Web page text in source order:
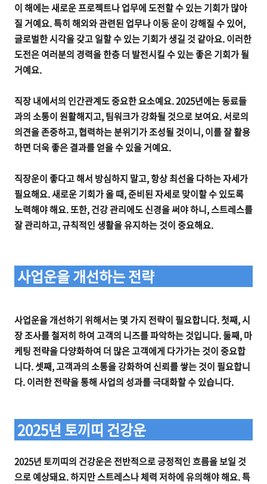
이 해에는 새로운 프로젝트나 업무에 도전할 수 있는 기회가 많아
질 거예요. 특히 해외와 관련된 업무나 이동 운이 강해질 수 있어,
글로벌한 시각을 갖고 일할 수 있는 기회가 생길 것 같아요. 이러한
도전은 여러분의 경력을 한층 더 발전시킬 수 있는 좋은 기회가 될
거예요.
직장 내에서의 인간관계도 중요한 요소예요. 2025년에는 동료들
과의 소통이 원활해지고, 팀워크가 강화될 것으로 보여요. 서로의
의견을 존중하고, 협력하는 분위기가 조성될 것이니, 이를 잘 활용
하면 더욱 좋은 결과를 얻을 수 있을 거예요.
직장운이 좋다고 해서 방심하지 말고, 항상 최선을 다하는 자세가
필요해요. 새로운 기회가 올 때, 준비된 자세로 맞이할 수 있도록
노력해야 해요. 또한, 건강 관리에도 신경을 써야 하니, 스트레스를
잘 관리하고, 규칙적인 생활을 유지하는 것이 중요해요.
사업운을 개선하는 전략
사업운을 개선하기 위해서는 몇 가지 전략이 필요합니다. 첫째, 시
장 조사를 철저히 하여 고객의 니즈를 파악하는 것입니다. 둘째, 마
케팅 전략을 다양화하여 더 많은 고객에게 다가가는 것이 중요합
니다. 셋째, 고객과의 소통을 강화하여 신뢰를 쌓는 것이 필요합니
다. 이러한 전략을 통해 사업의 성과를 극대화할 수 있습니다.
2025년 토끼띠 건강운
2025년 토끼띠의 건강운은 전반적으로 긍정적인 흐름을 보일 것
으로 예상돼요. 하지만 스트레스나 체력 저하에 유의해야 해요. 특